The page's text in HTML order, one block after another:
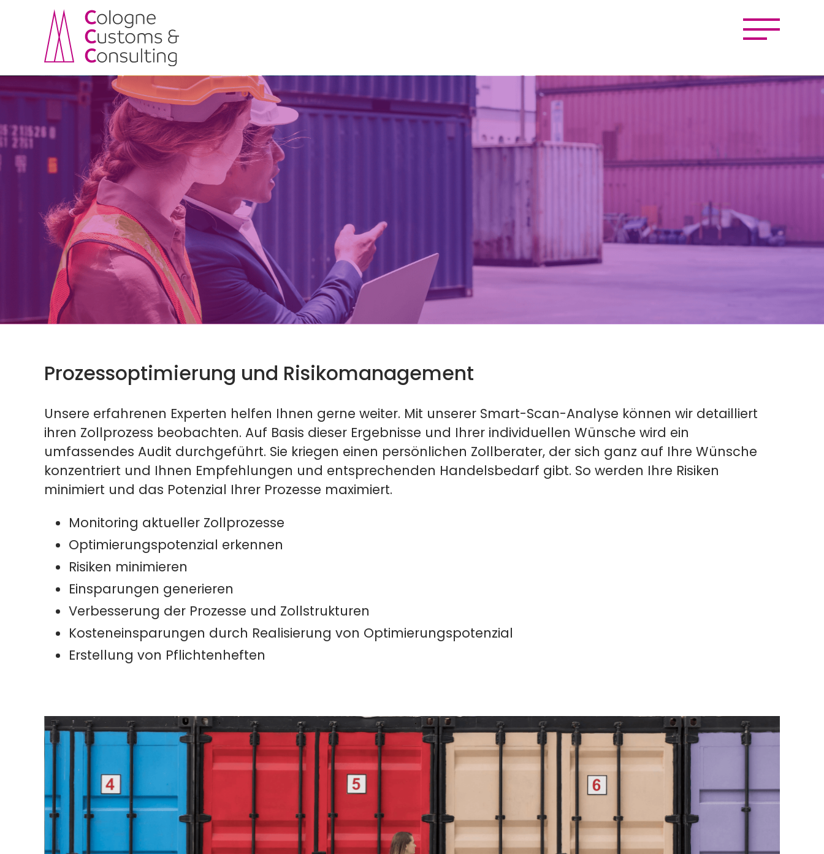
Prozessoptimierung und Risikomanagement
Unsere erfahrenen Experten helfen Ihnen gerne weiter. Mit unserer Smart-Scan-Analyse können wir detailliert
ihren Zollprozess beobachten. Auf Basis dieser Ergebnisse und Ihrer individuellen Wünsche wird ein
umfassendes Audit durchgeführt. Sie kriegen einen persönlichen Zollberater, der sich ganz auf Ihre Wünsche
konzentriert und Ihnen Empfehlungen und entsprechenden Handelsbedarf gibt. So werden Ihre Risiken
minimiert und das Potenzial Ihrer Prozesse maximiert.
Monitoring aktueller Zollprozesse
Optimierungspotenzial erkennen
Risiken minimieren
Einsparungen generieren
Verbesserung der Prozesse und Zollstrukturen
Kosteneinsparungen durch Realisierung von Optimierungspotenzial
Erstellung von Pflichtenheften